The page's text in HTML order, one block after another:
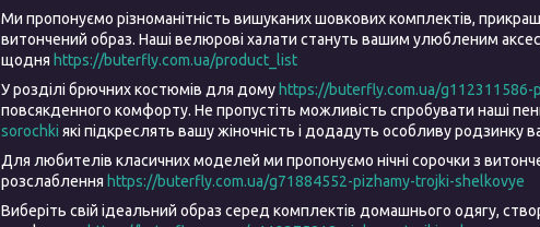
Ми пропонуємо різноманітність вишуканих шовкових комплектів,
витончений образ. Наші велюрові халати стануть вашим улюбленим
щодня https://buterfly.com.ua/product_list
У розділі брючних костюмів для дому https://buterfly.com.ua/g112311586-
повсякденного комфорту. Не пропустіть можливість спробувати наші
sorochki які підкреслять вашу жіночність і додадуть особливу
Для любителів класичних моделей ми пропонуємо нічні сорочки з
розслаблення https://buterfly.com.ua/g71884552-pizhamy-trojki-shelkovye
Виберіть свій ідеальний образ серед комплектів домашнього одягу,